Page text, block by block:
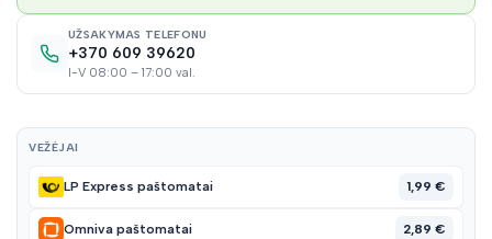
UŽSAKYMAS TELEFONU
+370 609 39620
I-V 08:00 – 17:00 val.
VEŽĖJAI
LP Express paštomatai 1,99 €
Omniva paštomatai 2,89 €